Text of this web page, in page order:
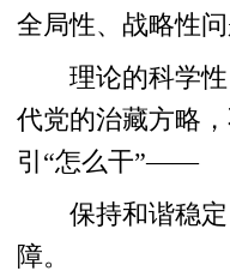
全局性、战略性问
理论的科学性
代党的治藏方略
引“怎么干”——
保持和谐稳定
障。